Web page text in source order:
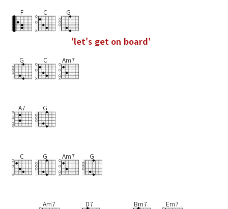
F C G
'let's get on board'
G C Am7
A7 G
C G Am7 G
Am7 D7 Bm7 Em7